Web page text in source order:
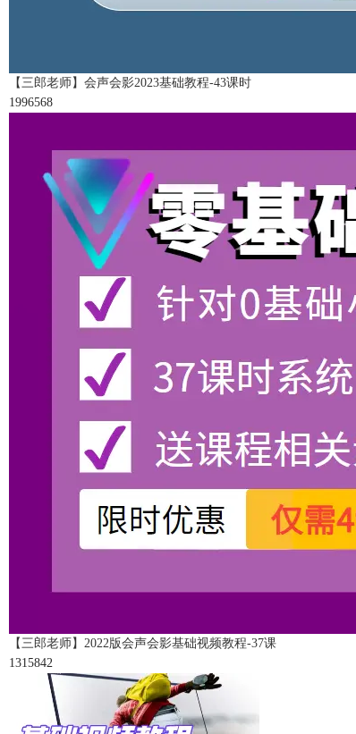
【三郎老师】会声会影2023基础教程-43课时
1996568
【三郎老师】2022版会声会影基础视频教程-37课
1315842